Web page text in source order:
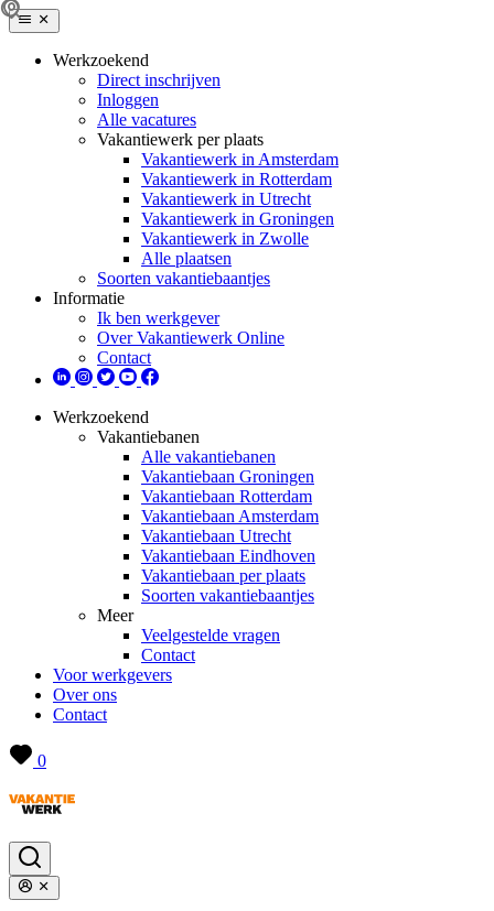
Werkzoekend
Direct inschrijven
Inloggen
Alle vacatures
Vakantiewerk per plaats
Vakantiewerk in Amsterdam
Vakantiewerk in Rotterdam
Vakantiewerk in Utrecht
Vakantiewerk in Groningen
Vakantiewerk in Zwolle
Alle plaatsen
Soorten vakantiebaantjes
Informatie
Ik ben werkgever
Over Vakantiewerk Online
Contact
Werkzoekend
Vakantiebanen
Alle vakantiebanen
Vakantiebaan Groningen
Vakantiebaan Rotterdam
Vakantiebaan Amsterdam
Vakantiebaan Utrecht
Vakantiebaan Eindhoven
Vakantiebaan per plaats
Soorten vakantiebaantjes
Meer
Veelgestelde vragen
Contact
Voor werkgevers
Over ons
Contact
0